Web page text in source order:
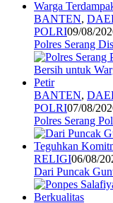
BANTEN,
POLRI09/08/
Polres Serang
BANTEN,
POLRI07/08/
Polres Serang
RELIGI06/08/
Dari Puncak